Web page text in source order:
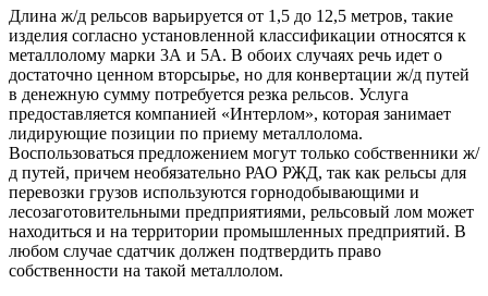
Длина ж/д рельсов варьируется от 1,5 до 12,5 метров, такие
изделия согласно установленной классификации относятся к
металлолому марки 3А и 5А. В обоих случаях речь идет о
достаточно ценном вторсырье, но для конвертации ж/д путей
в денежную сумму потребуется резка рельсов. Услуга
предоставляется компанией «Интерлом», которая занимает
лидирующие позиции по приему металлолома.
Воспользоваться предложением могут только собственники ж/
д путей, причем необязательно РАО РЖД, так как рельсы для
перевозки грузов используются горнодобывающими и
лесозаготовительными предприятиями, рельсовый лом может
находиться и на территории промышленных предприятий. В
любом случае сдатчик должен подтвердить право
собственности на такой металлолом.